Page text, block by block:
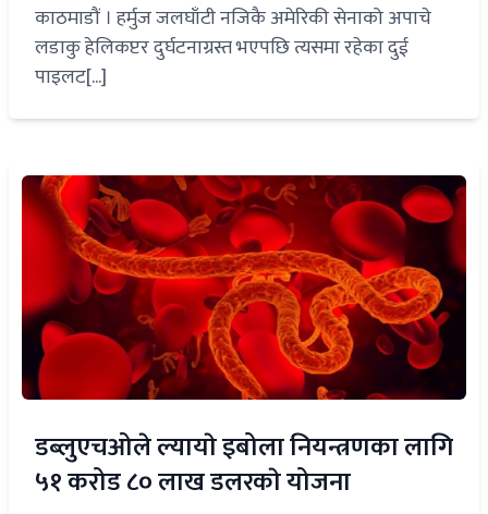
काठमाडौं । हर्मुज जलघाँटी नजिकै अमेरिकी सेनाको अपाचे
लडाकु हेलिकप्टर दुर्घटनाग्रस्त भएपछि त्यसमा रहेका दुई
पाइलट[...]
डब्लुएचओले ल्यायाे इबोला नियन्त्रणका लागि
५१ करोड ८० लाख डलरकाे योजना